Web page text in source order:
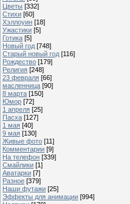
Цветы [332]
Стихи [60]
Хэллоуин [18]
Ужастики [5]
Готика [5]
Новый год [748]
Старый новый год [116]
Рождество [179]
Религия [248]
23 февраля [66]
масленница [90]
8 марта [150]
Юмор [72]
1 апреля [25]
Пасха [127]
1 мая [40]
9 мая [130]
Живые фото [11]
Комментарии [9]
На телефон [339]
Смайлики [1]
Аватарки [7]
Разное [379]
Наши футажи [25]
Эффекты для анимации [994]